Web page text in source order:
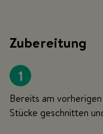
Zubereitung
1
Bereits am
Stücke geschnitten